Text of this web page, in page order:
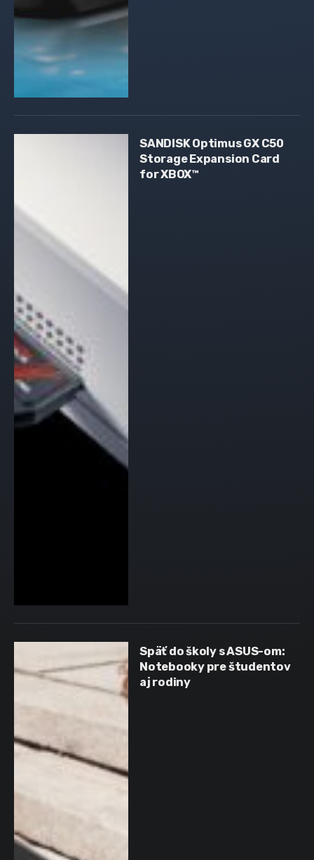
SANDISK Optimus GX C50
Storage Expansion Card
for XBOX™
Späť do školy s ASUS-om:
Notebooky pre študentov
aj rodiny